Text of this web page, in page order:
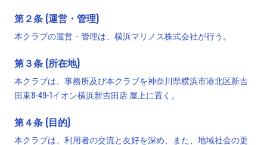
第２条 (運営・管理)
本クラブの運営・管理は、横浜マリノス株式会社が行う。
第３条 (所在地)
本クラブは、事務所及び本クラブを神奈川県横浜市港北区新吉
田東8-49-1イオン横浜新吉田店 屋上に置く。
第４条 (目的)
本クラブは、利用者の交流と友好を深め、また、地域社会の更